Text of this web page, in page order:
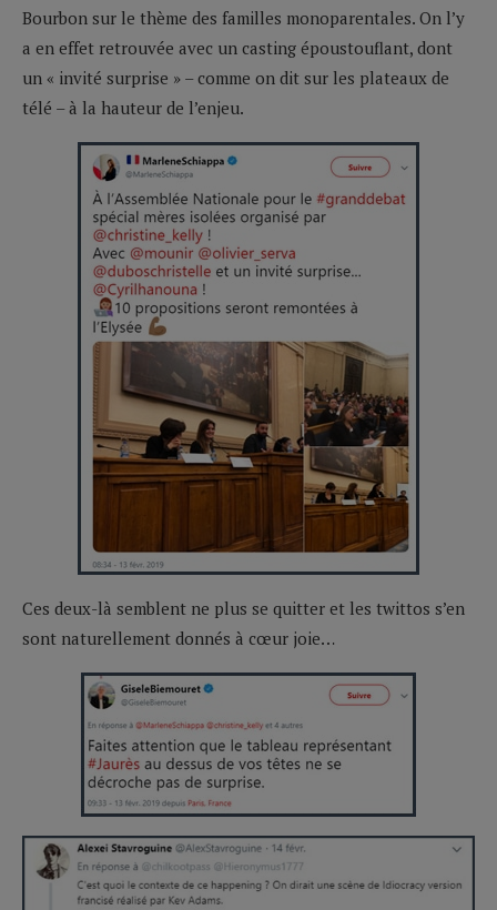
Bourbon sur le thème des familles monoparentales. On l’y
a en effet retrouvée avec un casting époustouflant, dont
un « invité surprise » – comme on dit sur les plateaux de
télé – à la hauteur de l’enjeu.
Ces deux-là semblent ne plus se quitter et les twittos s’en
sont naturellement donnés à cœur joie…